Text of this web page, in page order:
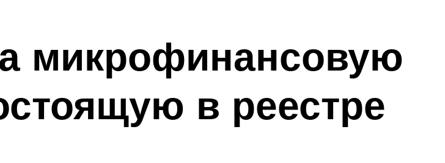
микрофинансовую
в реестре